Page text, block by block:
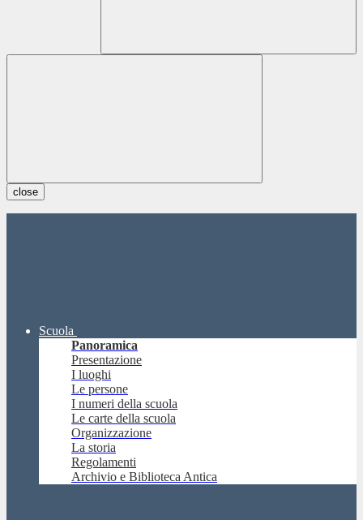
close
Scuola
Panoramica
Presentazione
I luoghi
Le persone
I numeri della scuola
Le carte della scuola
Organizzazione
La storia
Regolamenti
Archivio e Biblioteca Antica